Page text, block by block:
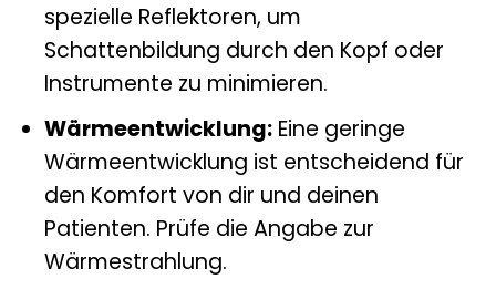
spezielle Reflektoren, um
Schattenbildung durch den Kopf oder
Instrumente zu minimieren.
Wärmeentwicklung:Eine geringe
Wärmeentwicklung ist entscheidend für
den Komfort von dir und deinen
Patienten. Prüfe die Angabe zur
Wärmestrahlung.